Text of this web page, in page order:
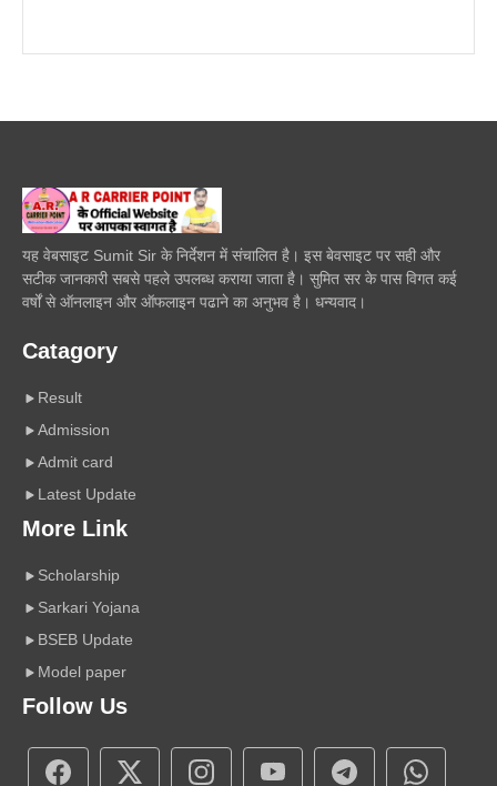
यह वेबसाइट Sumit Sir के निर्देशन में संचालित है। इस बेवसाइट पर सही और
सटीक जानकारी सबसे पहले उपलब्ध कराया जाता है। सुमित सर के पास विगत कई
वर्षों से ऑनलाइन और ऑफलाइन पढाने का अनुभव है। धन्यवाद।
Catagory
Result
Admission
Admit card
Latest Update
More Link
Scholarship
Sarkari Yojana
BSEB Update
Model paper
Follow Us